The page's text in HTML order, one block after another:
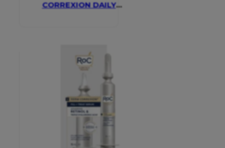
CORREXION DAILY